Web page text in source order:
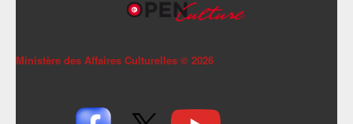
Ministère des Affaires Culturelles © 2026